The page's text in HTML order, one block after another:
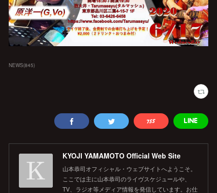
NEWS(845)
KYOJI YAMAMOTO Official Web Site
山本恭司オフィシャル・ウェブサイトへようこそ。
ここでは主に山本恭司のライヴスケジュールや、
TV、ラジオ等メディア情報を発信しています。お仕